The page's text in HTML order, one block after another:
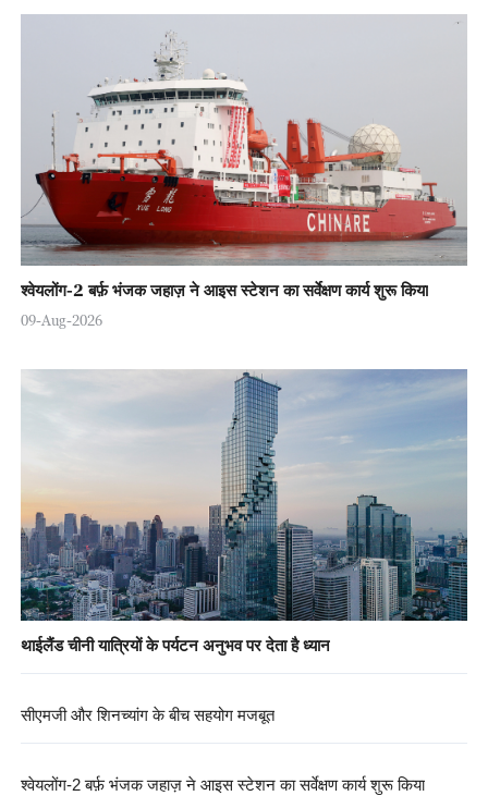
श्वेयलोंग-2 बर्फ़ भंजक जहाज़ ने आइस स्टेशन का सर्वेक्षण कार्य शुरू किया
09-Aug-2026
थाईलैंड चीनी यात्रियों के पर्यटन अनुभव पर देता है ध्यान
सीएमजी और शिनच्यांग के बीच सहयोग मजबूत
श्वेयलोंग-2 बर्फ़ भंजक जहाज़ ने आइस स्टेशन का सर्वेक्षण कार्य शुरू किया